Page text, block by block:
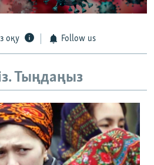
оқу Follow us
Тыңдаңыз